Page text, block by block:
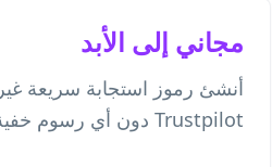
مجاني إلى الأبد
أنشئ رموز استجابة سريعة
Trustpilot دون أي رسوم خفية أو اشتراكات.